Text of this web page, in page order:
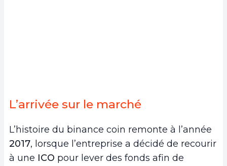
L’arrivée sur le marché
L’histoire du binance coin remonte à l’année
2017, lorsque l’entreprise a décidé de recourir
à une ICO pour lever des fonds afin de